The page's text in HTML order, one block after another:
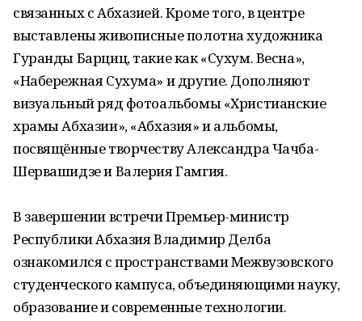
связанных с Абхазией. Кроме того, в центре
выставлены живописные полотна художника
Гуранды Барциц, такие как «Сухум. Весна»,
«Набережная Сухума» и другие. Дополняют
визуальный ряд фотоальбомы «Христианские
храмы Абхазии», «Абхазия» и альбомы,
посвящённые творчеству Александра Чачба-
Шервашидзе и Валерия Гамгия.
В завершении встречи Премьер-министр
Республики Абхазия Владимир Делба
ознакомился с пространствами Межвузовского
студенческого кампуса, объединяющими науку,
образование и современные технологии.